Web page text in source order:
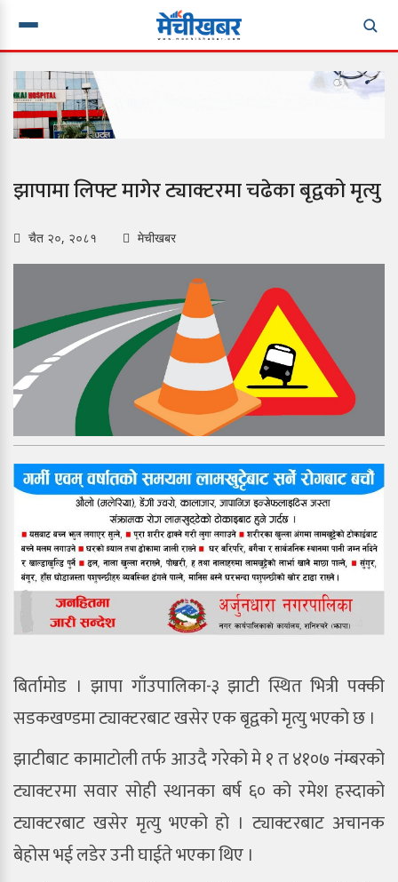
झापामा लिफ्ट मागेर ट्याक्टरमा चढेका बृद्वको मृत्यु
चैत २०, २०८१ मेचीखबर
बिर्तामोड । झापा गाँउपालिका-३ झाटी स्थित भित्री पक्की
सडकखण्डमा ट्याक्टरबाट खसेर एक बृद्वको मृत्यु भएको छ ।
झाटीबाट कामाटोली तर्फ आउदै गरेको मे १ त ४१०७ नंम्बरको
ट्याक्टरमा सवार सोही स्थानका बर्ष ६० को रमेश हस्दाको
ट्याक्टरबाट खसेर मृत्यु भएको हो । ट्याक्टरबाट अचानक
बेहोस भई लडेर उनी घाईते भएका थिए ।